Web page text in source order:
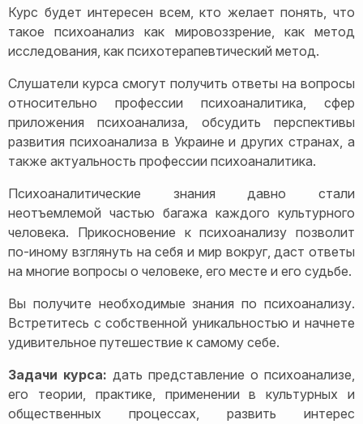
Курс будет интересен всем, кто желает понять, что
такое психоанализ как мировоззрение, как метод
исследования, как психотерапевтический метод.
Слушатели курса смогут получить ответы на вопросы
относительно профессии психоаналитика, сфер
приложения психоанализа, обсудить перспективы
развития психоанализа в Украине и других странах, а
также актуальность профессии психоаналитика.
Психоаналитические знания давно стали
неотъемлемой частью багажа каждого культурного
человека. Прикосновение к психоанализу позволит
по-иному взглянуть на себя и мир вокруг, даст ответы
на многие вопросы о человеке, его месте и его судьбе.
Вы получите необходимые знания по психоанализу.
Встретитесь с собственной уникальностью и начнете
удивительное путешествие к самому себе.
Задачи курса: дать представление о психоанализе,
его теории, практике, применении в культурных и
общественных процессах, развить интерес